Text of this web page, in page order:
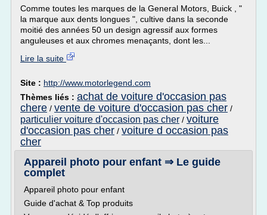
Comme toutes les marques de la General Motors, Buick , "
la marque aux dents longues ", cultive dans la seconde
moitié des années 50 un design agressif aux formes
anguleuses et aux chromes menaçants, dont les...
Lire la suite
Site : http://www.motorlegend.com
Thèmes liés : achat de voiture d'occasion pas
chere / vente de voiture d'occasion pas cher /
particulier voiture d'occasion pas cher / voiture
d'occasion pas cher / voiture d occasion pas
cher
Appareil photo pour enfant ⇒ Le guide
complet
Appareil photo pour enfant
Guide d'achat & Top produits